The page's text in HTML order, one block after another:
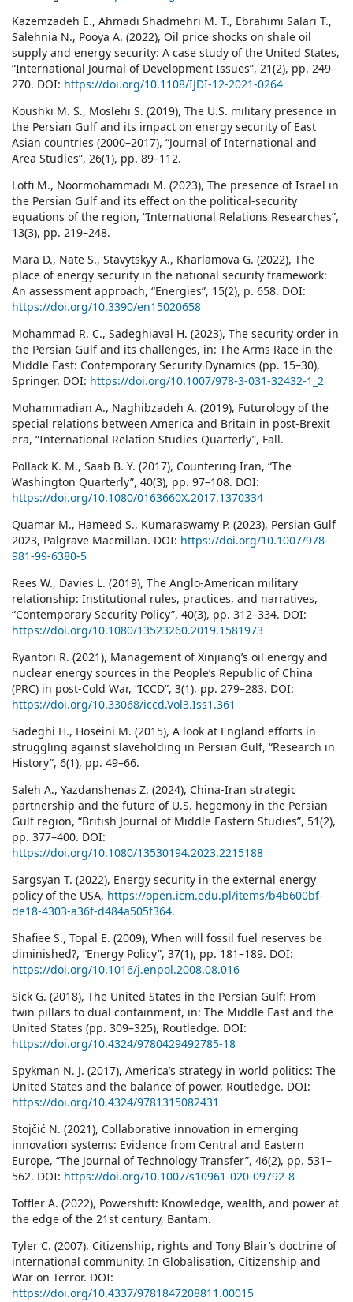
Kazemzadeh E., Ahmadi Shadmehri M. T., Ebrahimi Salari T.,
Salehnia N., Pooya A. (2022), Oil price shocks on shale oil
supply and energy security: A case study of the United States,
“International Journal of Development Issues”, 21(2), pp. 249–
270. DOI: https://doi.org/10.1108/IJDI-12-2021-0264
Koushki M. S., Moslehi S. (2019), The U.S. military presence in
the Persian Gulf and its impact on energy security of East
Asian countries (2000–2017), “Journal of International and
Area Studies”, 26(1), pp. 89–112.
Lotfi M., Noormohammadi M. (2023), The presence of Israel in
the Persian Gulf and its effect on the political-security
equations of the region, “International Relations Researches”,
13(3), pp. 219–248.
Mara D., Nate S., Stavytskyy A., Kharlamova G. (2022), The
place of energy security in the national security framework:
An assessment approach, “Energies”, 15(2), p. 658. DOI:
https://doi.org/10.3390/en15020658
Mohammad R. C., Sadeghiaval H. (2023), The security order in
the Persian Gulf and its challenges, in: The Arms Race in the
Middle East: Contemporary Security Dynamics (pp. 15–30),
Springer. DOI: https://doi.org/10.1007/978-3-031-32432-1_2
Mohammadian A., Naghibzadeh A. (2019), Futurology of the
special relations between America and Britain in post-Brexit
era, “International Relation Studies Quarterly”, Fall.
Pollack K. M., Saab B. Y. (2017), Countering Iran, “The
Washington Quarterly”, 40(3), pp. 97–108. DOI:
https://doi.org/10.1080/0163660X.2017.1370334
Quamar M., Hameed S., Kumaraswamy P. (2023), Persian Gulf
2023, Palgrave Macmillan. DOI: https://doi.org/10.1007/978-
981-99-6380-5
Rees W., Davies L. (2019), The Anglo-American military
relationship: Institutional rules, practices, and narratives,
“Contemporary Security Policy”, 40(3), pp. 312–334. DOI:
https://doi.org/10.1080/13523260.2019.1581973
Ryantori R. (2021), Management of Xinjiang’s oil energy and
nuclear energy sources in the People’s Republic of China
(PRC) in post-Cold War, “ICCD”, 3(1), pp. 279–283. DOI:
https://doi.org/10.33068/iccd.Vol3.Iss1.361
Sadeghi H., Hoseini M. (2015), A look at England efforts in
struggling against slaveholding in Persian Gulf, “Research in
History”, 6(1), pp. 49–66.
Saleh A., Yazdanshenas Z. (2024), China-Iran strategic
partnership and the future of U.S. hegemony in the Persian
Gulf region, “British Journal of Middle Eastern Studies”, 51(2),
pp. 377–400. DOI:
https://doi.org/10.1080/13530194.2023.2215188
Sargsyan T. (2022), Energy security in the external energy
policy of the USA, https://open.icm.edu.pl/items/b4b600bf-
de18-4303-a36f-d484a505f364.
Shafiee S., Topal E. (2009), When will fossil fuel reserves be
diminished?, “Energy Policy”, 37(1), pp. 181–189. DOI:
https://doi.org/10.1016/j.enpol.2008.08.016
Sick G. (2018), The United States in the Persian Gulf: From
twin pillars to dual containment, in: The Middle East and the
United States (pp. 309–325), Routledge. DOI:
https://doi.org/10.4324/9780429492785-18
Spykman N. J. (2017), America’s strategy in world politics: The
United States and the balance of power, Routledge. DOI:
https://doi.org/10.4324/9781315082431
Stojčić N. (2021), Collaborative innovation in emerging
innovation systems: Evidence from Central and Eastern
Europe, “The Journal of Technology Transfer”, 46(2), pp. 531–
562. DOI: https://doi.org/10.1007/s10961-020-09792-8
Toffler A. (2022), Powershift: Knowledge, wealth, and power at
the edge of the 21st century, Bantam.
Tyler C. (2007), Citizenship, rights and Tony Blair’s doctrine of
international community. In Globalisation, Citizenship and
War on Terror. DOI:
https://doi.org/10.4337/9781847208811.00015